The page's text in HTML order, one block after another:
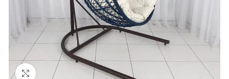
Clique para ampliar